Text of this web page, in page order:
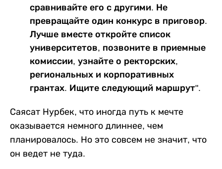
сравнивайте его с другими. Не
превращайте один конкурс в приговор.
Лучше вместе откройте список
университетов, позвоните в приемные
комиссии, узнайте о ректорских,
региональных и корпоративных
грантах. Ищите следующий маршрут".
Саясат Нурбек, что иногда путь к мечте
оказывается немного длиннее, чем
планировалось. Но это совсем не значит, что
он ведет не туда.